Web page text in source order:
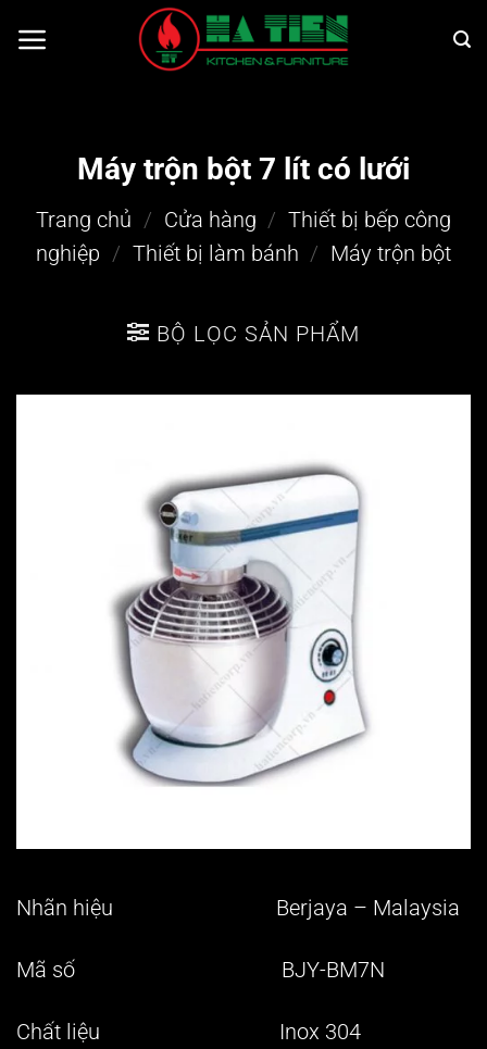
qua
Máy trộn bột 7 lít có lưới
Trang chủ / Cửa hàng / Thiết bị bếp công
nghiệp / Thiết bị làm bánh / Máy trộn bột
BỘ LỌC SẢN PHẨM
Nhãn hiệu Berjaya – Malaysia
Mã số BJY-BM7N
Chất liệu Inox 304